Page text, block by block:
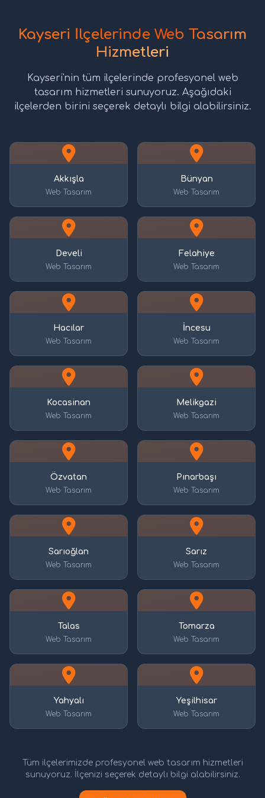
Kayseri İlçelerinde Web Tasarım
Hizmetleri
Kayseri'nin tüm ilçelerinde profesyonel web
tasarım hizmetleri sunuyoruz. Aşağıdaki
ilçelerden birini seçerek detaylı bilgi alabilirsiniz.
Akkışla
Web Tasarım
Bünyan
Web Tasarım
Develi
Web Tasarım
Felahiye
Web Tasarım
Hacılar
Web Tasarım
İncesu
Web Tasarım
Kocasinan
Web Tasarım
Melikgazi
Web Tasarım
Özvatan
Web Tasarım
Pınarbaşı
Web Tasarım
Sarıoğlan
Web Tasarım
Sarız
Web Tasarım
Talas
Web Tasarım
Tomarza
Web Tasarım
Yahyalı
Web Tasarım
Yeşilhisar
Web Tasarım
Tüm ilçelerimizde profesyonel web tasarım hizmetleri
sunuyoruz. İlçenizi seçerek detaylı bilgi alabilirsiniz.